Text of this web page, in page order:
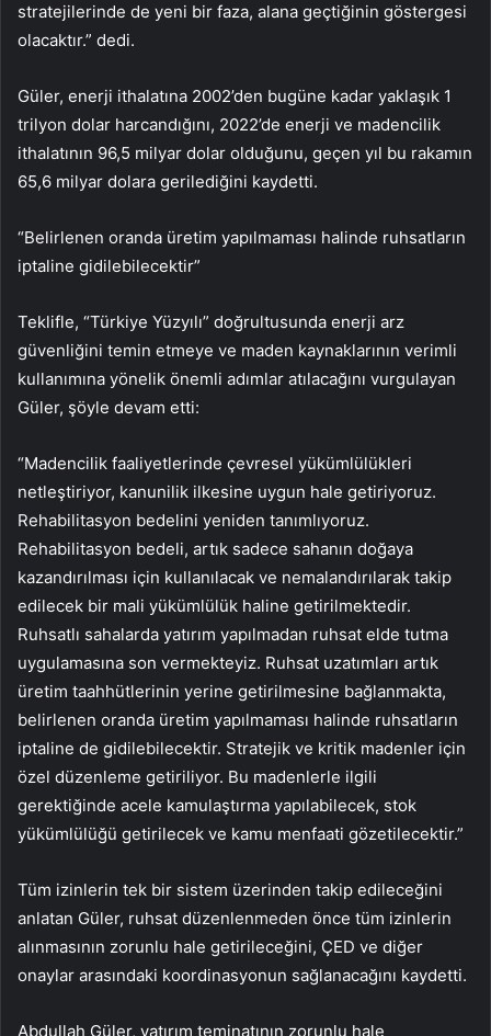
stratejilerinde de yeni bir faza, alana geçtiğinin göstergesi
olacaktır.” dedi.
Güler, enerji ithalatına 2002’den bugüne kadar yaklaşık 1
trilyon dolar harcandığını, 2022’de enerji ve madencilik
ithalatının 96,5 milyar dolar olduğunu, geçen yıl bu rakamın
65,6 milyar dolara gerilediğini kaydetti.
“Belirlenen oranda üretim yapılmaması halinde ruhsatların
iptaline gidilebilecektir”
Teklifle, “Türkiye Yüzyılı” doğrultusunda enerji arz
güvenliğini temin etmeye ve maden kaynaklarının verimli
kullanımına yönelik önemli adımlar atılacağını vurgulayan
Güler, şöyle devam etti:
“Madencilik faaliyetlerinde çevresel yükümlülükleri
netleştiriyor, kanunilik ilkesine uygun hale getiriyoruz.
Rehabilitasyon bedelini yeniden tanımlıyoruz.
Rehabilitasyon bedeli, artık sadece sahanın doğaya
kazandırılması için kullanılacak ve nemalandırılarak takip
edilecek bir mali yükümlülük haline getirilmektedir.
Ruhsatlı sahalarda yatırım yapılmadan ruhsat elde tutma
uygulamasına son vermekteyiz. Ruhsat uzatımları artık
üretim taahhütlerinin yerine getirilmesine bağlanmakta,
belirlenen oranda üretim yapılmaması halinde ruhsatların
iptaline de gidilebilecektir. Stratejik ve kritik madenler için
özel düzenleme getiriliyor. Bu madenlerle ilgili
gerektiğinde acele kamulaştırma yapılabilecek, stok
yükümlülüğü getirilecek ve kamu menfaati gözetilecektir.”
Tüm izinlerin tek bir sistem üzerinden takip edileceğini
anlatan Güler, ruhsat düzenlenmeden önce tüm izinlerin
alınmasının zorunlu hale getirileceğini, ÇED ve diğer
onaylar arasındaki koordinasyonun sağlanacağını kaydetti.
Abdullah Güler, yatırım teminatının zorunlu hale